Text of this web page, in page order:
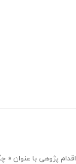
اقدام پژوهی با عنوان